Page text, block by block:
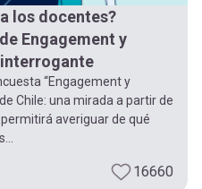
los docentes?
Engagement y
interrogante
“Engagement y
Chile: una mirada a partir de
averiguar de qué
16660